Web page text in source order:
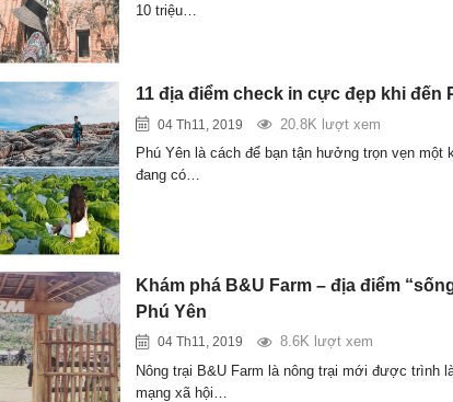
10 triệu…
11 địa điểm check in cực đẹp khi đến
04 Th11, 2019
20.8K lượt xem
Phú Yên là cách để bạn tận hưởng trọn vẹn một
đang có…
Khám phá B&U Farm – địa điểm
Phú Yên
04 Th11, 2019
8.6K lượt xem
Nông trại B&U Farm là nông trại mới được trình
mạng xã hội…